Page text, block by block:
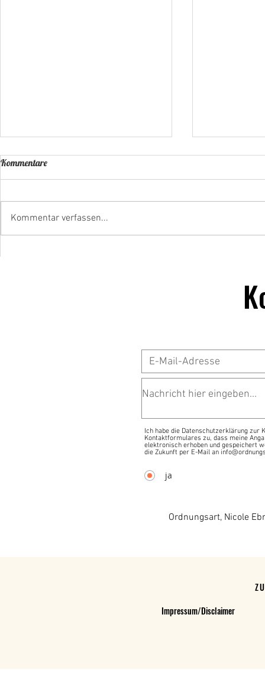
Kommentare
Kommentar verfassen...
Ich habe die Datenschutzerklärung zur
Kontaktformulares zu, dass meine
elektronisch erhoben und gespeichert
die Zukunft per E-Mail an
ja
Ordnungsart, Nicole
Impressum/Disclaimer